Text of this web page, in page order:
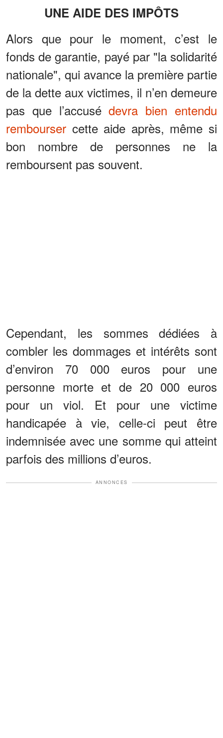
UNE AIDE DES IMPÔTS
Alors que pour le moment, c’est le
fonds de garantie, payé par "la solidarité
nationale", qui avance la première partie
de la dette aux victimes, il n’en demeure
pas que l’accusédevra bien entendu
rembourser cette aide après, même si
bon nombre de personnes ne la
remboursent pas souvent.
Cependant, les sommes dédiées à
combler les dommages et intérêts sont
d’environ 70 000 euros pour une
personne morte et de 20 000 euros
pour un viol. Et pour une victime
handicapée à vie, celle-ci peut être
indemnisée avec une somme qui atteint
parfois des millions d’euros.
ANNONCES